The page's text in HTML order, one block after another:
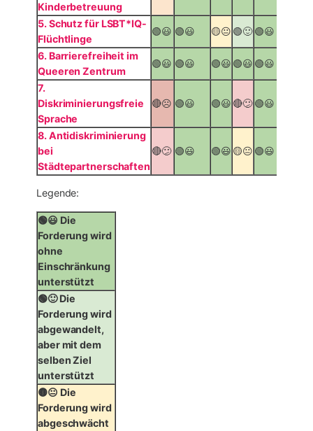
Kinderbetreuung
5. Schutz für LSBT*IQ-
Flüchtlinge
🟢😃 🟢😃 🟡😐 🟢🙂 🟢😃
6. Barrierefreiheit im
Queeren Zentrum
🟢😃 🟢😃 🟢😃 🟢😃 🟢😃
7.
Diskriminierungsfreie
Sprache
🔴☹️ 🟢😃 🟢😃 🔴😕 🟢😃
8. Antidiskriminierung
bei
Städtepartnerschaften
🔴😕 🟢😃 🟢😃 🟡😐 🟢😃
Legende:
🟢😃 Die
Forderung wird
ohne
Einschränkung
unterstützt
🟢🙂 Die
Forderung wird
abgewandelt,
aber mit dem
selben Ziel
unterstützt
🟡😐 Die
Forderung wird
abgeschwächt